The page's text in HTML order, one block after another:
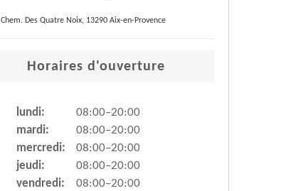
Chem. Des Quatre Noix, 13290 Aix-en-Provence
Horaires d'ouverture
lundi:
08:00–20:00
mardi:
08:00–20:00
mercredi:
08:00–20:00
jeudi:
08:00–20:00
vendredi:
08:00–20:00